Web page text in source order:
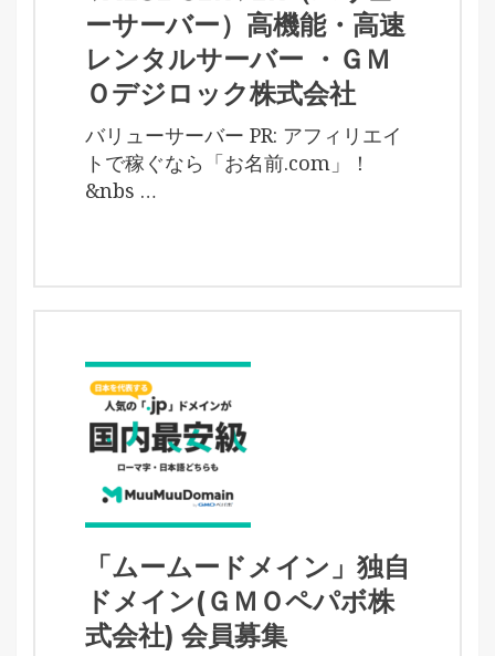
ーサーバー）高機能・高速
レンタルサーバー ・ＧＭ
Ｏデジロック株式会社
バリューサーバー PR: アフィリエイ
トで稼ぐなら「お名前.com」！
&nbs …
「ムームードメイン」独自
ドメイン(ＧＭＯペパボ株
式会社) 会員募集